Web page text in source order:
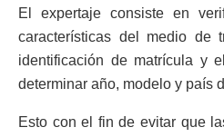
El expertaje consiste en
características del medio de
identificación de matrícula y
determinar año, modelo y país
Esto con el fin de evitar que